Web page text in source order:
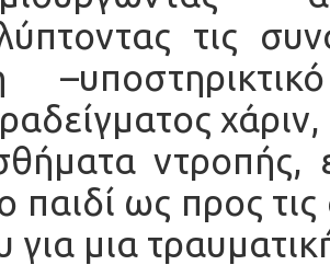
τις
ντροπής,
παιδί ως προς
για μια